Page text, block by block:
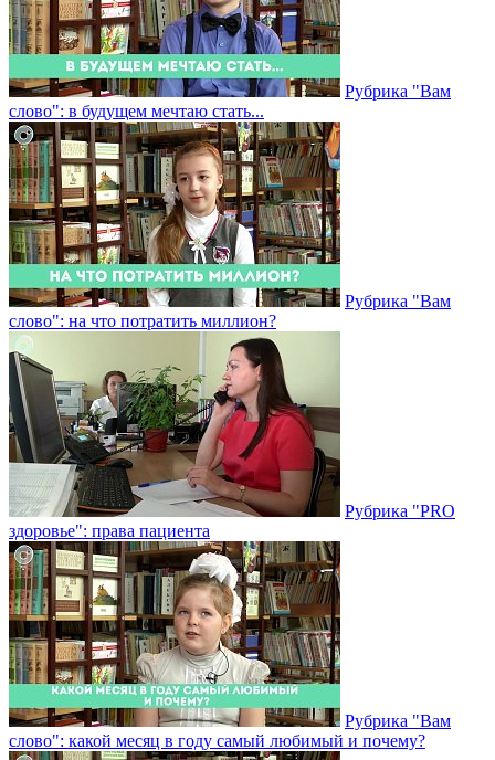
Рубрика "Вам
слово": в будущем мечтаю стать...
Рубрика "Вам
слово": на что потратить миллион?
Рубрика "PRO
здоровье": права пациента
Рубрика "Вам
слово": какой месяц в году самый любимый и почему?